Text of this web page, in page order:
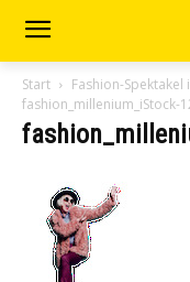
Start
Fashion-
fashion_millenium_iStock-